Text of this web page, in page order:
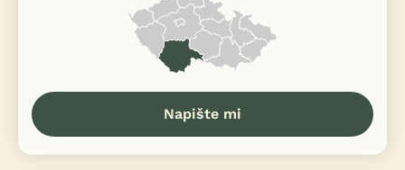
Napište mi